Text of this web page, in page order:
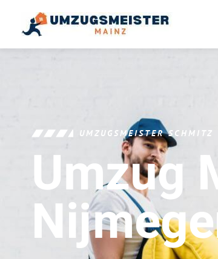
UMZUGSMEISTER SCHMITZ
Umzug